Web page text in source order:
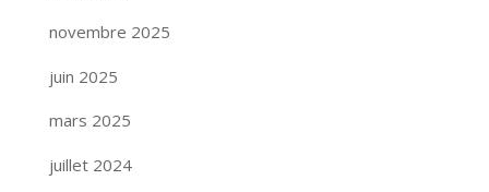
novembre 2025
juin 2025
mars 2025
juillet 2024